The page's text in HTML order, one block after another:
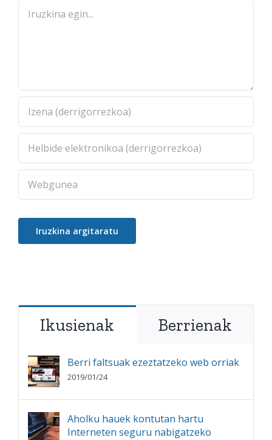
Comment
Ikusienak Berrienak
Berri faltsuak ezeztatzeko web orriak
2019/01/24
Aholku hauek kontutan hartu
Interneten seguru nabigatzeko